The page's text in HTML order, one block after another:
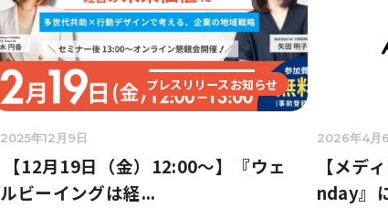
プレスリリースお知らせ
2025年12月9日
【12月19日（金）12:00〜】『ウェ
ルビーイングは経...
2026年4月
【メデ
nday』